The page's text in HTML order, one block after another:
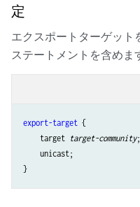
定
エクスポートターゲット
ステートメントを含めま
export-target {
    target
target-community;
    unicast;